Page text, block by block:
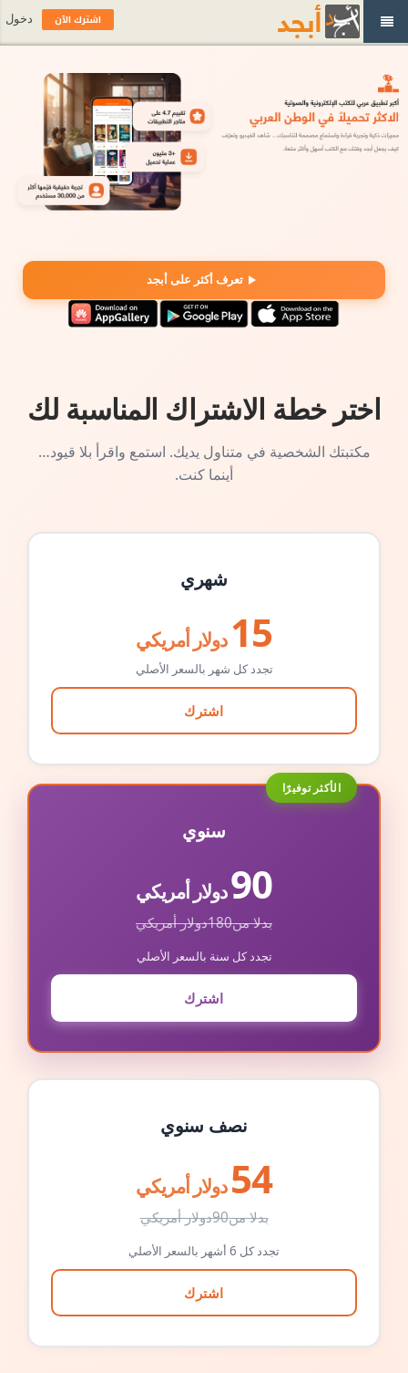
تعرف أكثر على أبجد
اختر خطة الاشتراك المناسبة لك
مكتبتك الشخصية في متناول يديك. استمع واقرأ بلا قيود…
أينما كنت.
شهري
15 دولار أمريكي
تجدد كل شهر بالسعر الأصلي
اشترك
الأكثر توفيرًا
سنوي
90دولار أمريكي
بدلا من180دولار أمريكي
تجدد كل سنة بالسعر الأصلي
اشترك
نصف سنوي
54 دولار أمريكي
بدلا من90دولار أمريكي
تجدد كل 6 أشهر بالسعر الأصلي
اشترك
اشترك الآن دخول